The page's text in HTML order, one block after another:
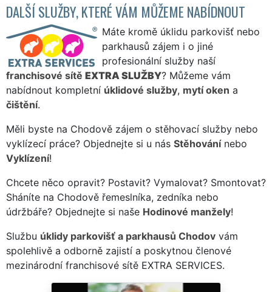
DALŠÍ SLUŽBY, KTERÉ VÁM MŮŽEME NABÍDNOUT
Máte kromě úklidu parkovišť nebo
parkhausů zájem i o jiné
profesionální služby naší
franchisové sítě EXTRA SLUŽBY? Můžeme vám
nabídnout kompletní úklidové služby, mytí oken a
čištění.
Měli byste na Chodově zájem o stěhovací služby nebo
vyklízecí práce? Objednejte si u nás Stěhovánínebo
Vyklízení!
Chcete něco opravit? Postavit? Vymalovat? Smontovat?
Sháníte na Chodově řemeslníka, zedníka nebo
údržbáře? Objednejte si naše Hodinové manžely!
Službu úklidy parkovišť a parkhausů Chodov vám
spolehlivě a odborně zajistí a poskytnou členové
mezinárodní franchisové sítě EXTRA SERVICES.